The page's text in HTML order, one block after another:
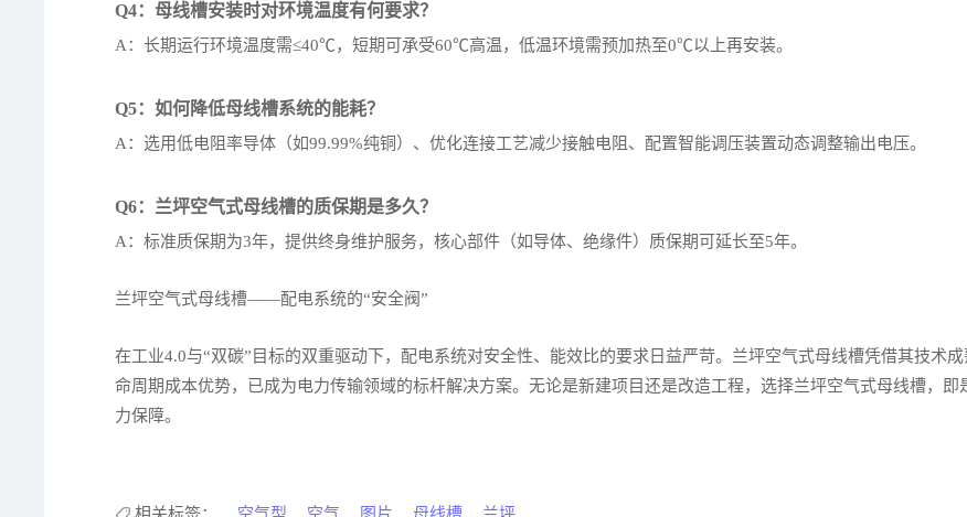
Q4：母线槽安装时对环境温度有何要求？
A：长期运行环境温度需≤40℃，短期可承受60℃高温，低温环境需预加热至0℃以上再安装。
Q5：如何降低母线槽系统的能耗？
A：选用低电阻率导体（如99.99%纯铜）、优化连接工艺减少接触电阻、配置智能调压装置动态调整输出电压。
Q6：兰坪空气式母线槽的质保期是多久？
A：标准质保期为3年，提供终身维护服务，核心部件（如导体、绝缘件）质保期可延长至5年。
兰坪空气式母线槽——配电系统的“安全阀”
在工业4.0与“双碳”目标的双重驱动下，配电系统对安全性、能效比的要求日益严苛。兰坪空气式母线槽凭借其技术
命周期成本优势，已成为电力传输领域的标杆解决方案。无论是新建项目还是改造工程，选择兰坪空气式母线槽，即
力保障。